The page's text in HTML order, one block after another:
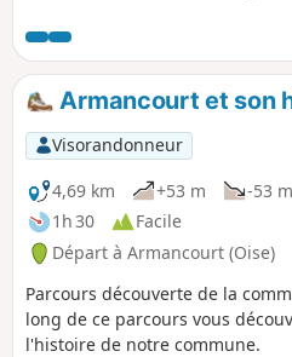
vallée au sud et la plaine au
Armancourt et son
Visorandonneur
4,69 km
+53 m
-53 m
1h 30
Facile
Départ à Armancourt (Oise)
Parcours découverte de la
long de ce parcours vous
l'histoire de notre commune.